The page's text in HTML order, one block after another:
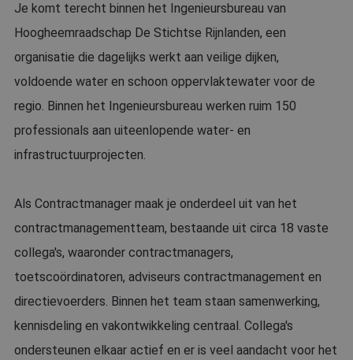
Je komt terecht binnen het Ingenieursbureau van
Hoogheemraadschap De Stichtse Rijnlanden, een
organisatie die dagelijks werkt aan veilige dijken,
voldoende water en schoon oppervlaktewater voor de
regio. Binnen het Ingenieursbureau werken ruim 150
professionals aan uiteenlopende water- en
infrastructuurprojecten.
Als Contractmanager maak je onderdeel uit van het
contractmanagementteam, bestaande uit circa 18 vaste
collega's, waaronder contractmanagers,
toetscoördinatoren, adviseurs contractmanagement en
directievoerders. Binnen het team staan samenwerking,
kennisdeling en vakontwikkeling centraal. Collega's
ondersteunen elkaar actief en er is veel aandacht voor het